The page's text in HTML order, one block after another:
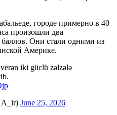
городе примерно в 40
произошли два
баллов. Они стали одними из
Америке.
verən iki güclü zəlzələ
June 25, 2026